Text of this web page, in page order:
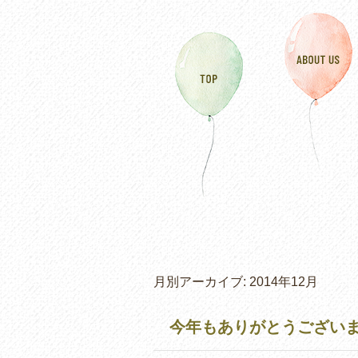
月別アーカイブ: 2014年12月
今年もありがとうござい